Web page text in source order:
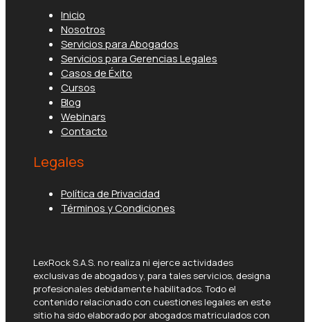
Inicio
Nosotros
Servicios para Abogados
Servicios para Gerencias Legales
Casos de Éxito
Cursos
Blog
Webinars
Contacto
Legales
Política de Privacidad
Términos y Condiciones
LexRock S.A.S. no realiza ni ejerce actividades
exclusivas de abogados y, para tales servicios, designa
profesionales debidamente habilitados. Todo el
contenido relacionado con cuestiones legales en este
sitio ha sido elaborado por abogados matriculados con